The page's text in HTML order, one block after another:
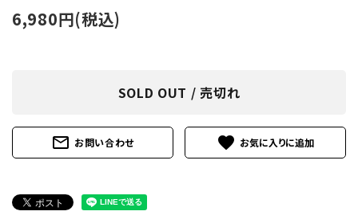
6,980円(税込)
SOLD OUT / 売切れ
mail_outline お問い合わせ favorite